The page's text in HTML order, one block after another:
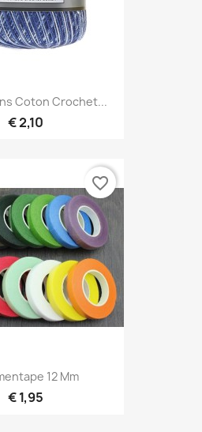
Coton Crochet...
€ 2,10
12 Mm
€ 1,95
favorite_border